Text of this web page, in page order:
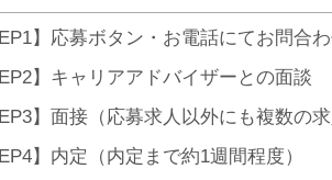
】応募ボタン・お電話にてお問合わ
】キャリアアドバイザーとの面談
】面接（応募求人以外にも複数の
】内定（内定まで約1週間程度）